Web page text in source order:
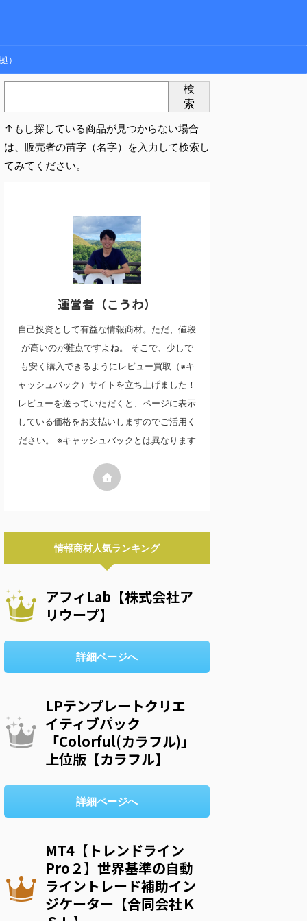
）
検
索
↑もし探している商品が見つからない場合
は、販売者の苗字（名字）を入力して検索し
てみてください。
運営者（こうわ）
自己投資として有益な情報商材。ただ、値段
が高いのが難点ですよね。 そこで、少しで
も安く購入できるようにレビュー買取（≠キ
ャッシュバック）サイトを立ち上げました！
レビューを送っていただくと、ページに表示
している価格をお支払いしますのでご活用く
ださい。 ※キャッシュバックとは異なります
情報商材人気ランキング
アフィLab【株式会社ア
リウープ】
詳細ページへ
LPテンプレートクリエ
イティブパック
「Colorful(カラフル)」
上位版【カラフル】
詳細ページへ
MT4【トレンドライン
Pro２】世界基準の自動
ライントレード補助イン
ジケーター【合同会社Ｋ